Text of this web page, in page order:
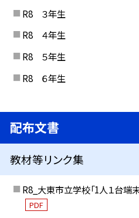
R8 ３年生
R8 ４年生
R8 ５年生
R8 ６年生
配布文書
教材等リンク集
R8_大東市立学校「1人１台端
PDF